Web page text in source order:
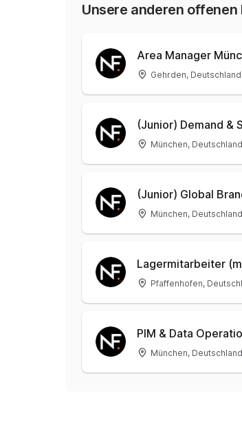
Unsere anderen offenen
Area Manager
Gehrden, Deutschland
(Junior) Demand &
München, Deutschland
(Junior) Global
München, Deutschland
Lagermitarbeiter
Pfaffenhofen,
PIM & Data
München, Deutschland